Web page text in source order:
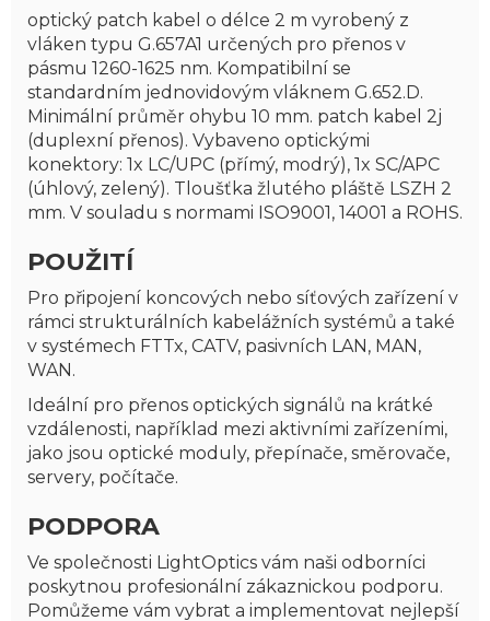
optický patch kabel o délce 2 m vyrobený z
vláken typu G.657A1 určených pro přenos v
pásmu 1260-1625 nm. Kompatibilní se
standardním jednovidovým vláknem G.652.D.
Minimální průměr ohybu 10 mm. patch kabel 2j
(duplexní přenos). Vybaveno optickými
konektory: 1x LC/UPC (přímý, modrý), 1x SC/APC
(úhlový, zelený). Tloušťka žlutého pláště LSZH 2
mm. V souladu s normami ISO9001, 14001 a ROHS.
POUŽITÍ
Pro připojení koncových nebo síťových zařízení v
rámci strukturálních kabelážních systémů a také
v systémech FTTx, CATV, pasivních LAN, MAN,
WAN.
Ideální pro přenos optických signálů na krátké
vzdálenosti, například mezi aktivními zařízeními,
jako jsou optické moduly, přepínače, směrovače,
servery, počítače.
PODPORA
Ve společnosti LightOptics vám naši odborníci
poskytnou profesionální zákaznickou podporu.
Pomůžeme vám vybrat a implementovat nejlepší